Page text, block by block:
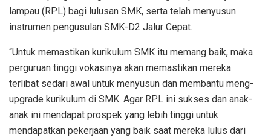
lampau (RPL) bagi lulusan SMK, serta telah menyusun
instrumen pengusulan SMK-D2 Jalur Cepat.
“Untuk memastikan kurikulum SMK itu memang baik, maka
perguruan tinggi vokasinya akan memastikan mereka
terlibat sedari awal untuk menyusun dan membantu meng-
upgrade kurikulum di SMK. Agar RPL ini sukses dan anak-
anak ini mendapat prospek yang lebih tinggi untuk
mendapatkan pekerjaan yang baik saat mereka lulus dari